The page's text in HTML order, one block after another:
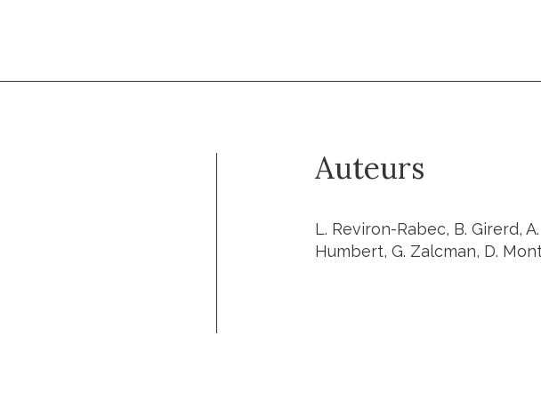
Auteurs
L. Reviron-Rabec, B. Girerd,
Humbert, G. Zalcman, D.